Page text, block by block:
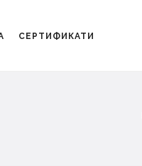
СЕРТИФИКАТИ